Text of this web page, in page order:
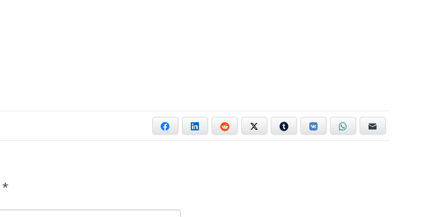
Facebook LinkedIn Reddit Tumblr VKontakte WhatsApp
*